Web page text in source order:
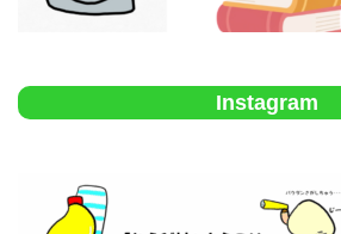
Instagram